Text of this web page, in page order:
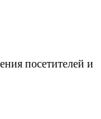
посетителей и